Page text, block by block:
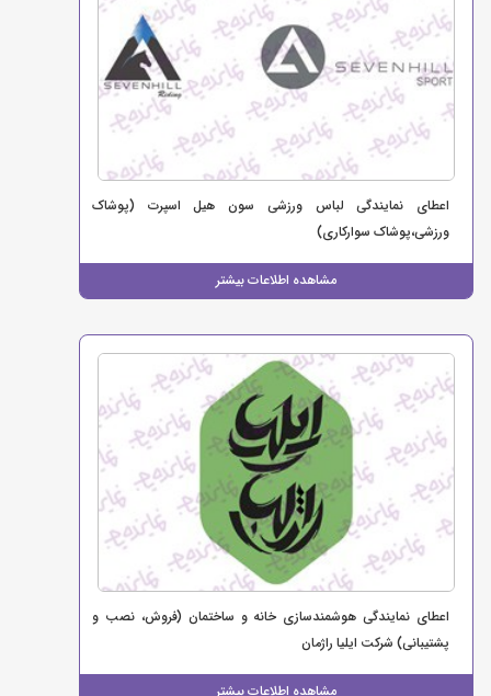
اعطای نمایندگی لباس ورزشی سون هیل اسپرت (پوشاک
ورزشی،پوشاک سوارکاری)
مشاهده اطلاعات بیشتر
اعطای نمایندگی هوشمندسازی خانه و ساختمان (فروش، نصب و
پشتیبانی) شرکت ایلیا راژمان
مشاهده اطلاعات بیشتر